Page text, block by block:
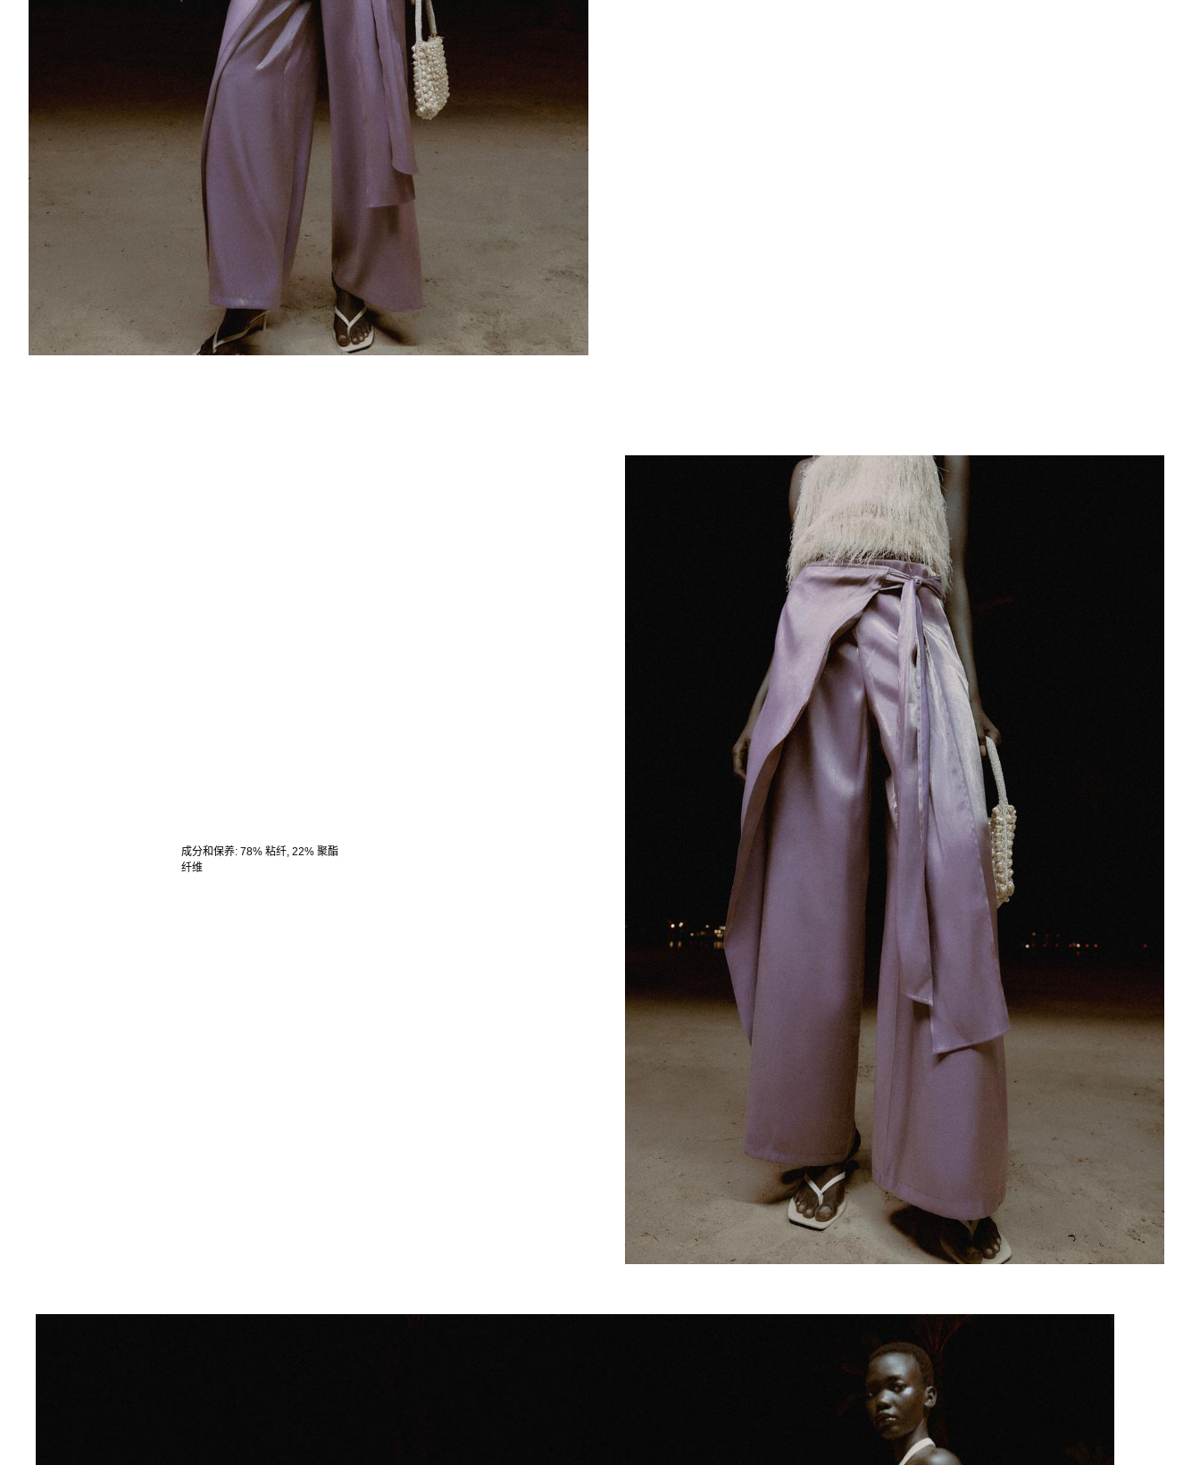
成分和保养: 78% 粘纤, 22% 聚酯
纤维